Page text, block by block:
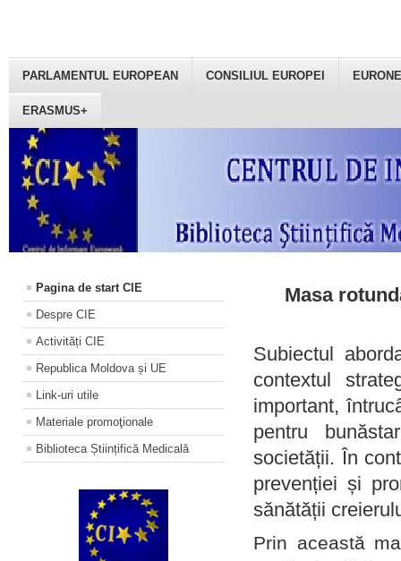
PARLAMENTUL EUROPEAN CONSILIUL EUROPEI
ERASMUS+
Pagina de start CIE
Despre CIE
Activități CIE
Republica Moldova și UE
Link-uri utile
Materiale promoţionale
Biblioteca Științifică Medicală
Masa
Subiectul
contextul
important,
pentru
societății. În
prevenției și
sănătății
Prin această